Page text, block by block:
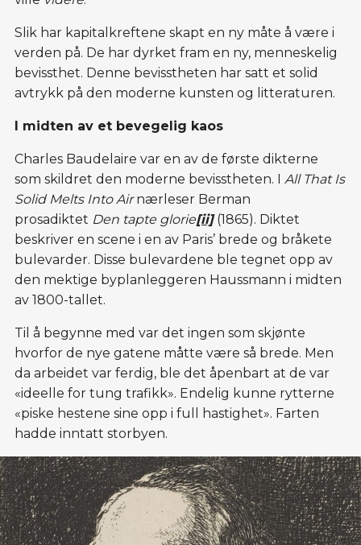
Slik har kapitalkreftene skapt en ny måte å være i
verden på. De har dyrket fram en ny, menneskelig
bevissthet. Denne bevisstheten har satt et solid
avtrykk på den moderne kunsten og litteraturen.
I midten av et bevegelig kaos
Charles Baudelaire var en av de første dikterne
som skildret den moderne bevisstheten. I All That Is
Solid Melts Into Airnærleser Berman
prosadiktet Den tapte glorie[ii](1865). Diktet
beskriver en scene i en av Paris’ brede og bråkete
bulevarder. Disse bulevardene ble tegnet opp av
den mektige byplanleggeren Haussmann i midten
av 1800-tallet.
Til å begynne med var det ingen som skjønte
hvorfor de nye gatene måtte være så brede. Men
da arbeidet var ferdig, ble det åpenbart at de var
«ideelle for tung trafikk». Endelig kunne rytterne
«piske hestene sine opp i full hastighet». Farten
hadde inntatt storbyen.